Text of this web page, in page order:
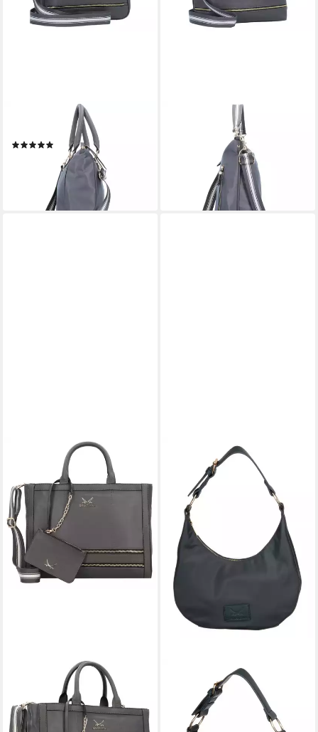
Henkeltasche, Nylon
lieferbar - in 3-4 Werktagen bei dir
Schultertasche, Nylon
lieferbar - in 3-4 Werktagen bei dir